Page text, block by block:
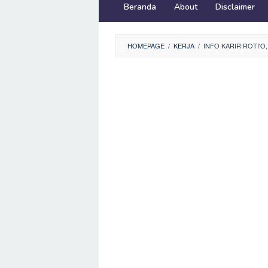
Beranda About Disclaimer
HOMEPAGE / KERJA / INFO KARIR